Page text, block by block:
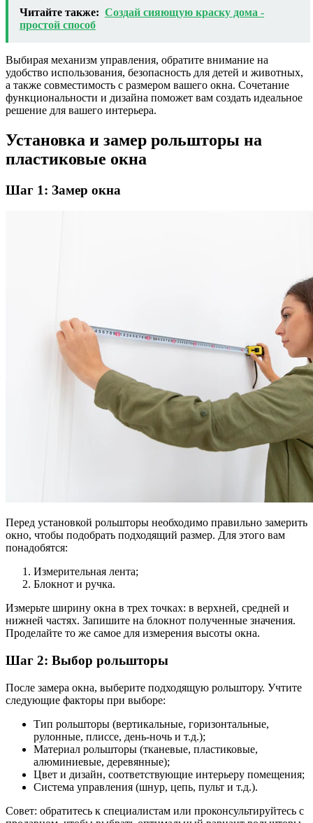
Читайте также: Создай сияющую краску дома -
простой способ
Выбирая механизм управления, обратите внимание на
удобство использования, безопасность для детей и животных,
а также совместимость с размером вашего окна. Сочетание
функциональности и дизайна поможет вам создать идеальное
решение для вашего интерьера.
Установка и замер рольшторы на
пластиковые окна
Шаг 1: Замер окна
Перед установкой рольшторы необходимо правильно замерить
окно, чтобы подобрать подходящий размер. Для этого вам
понадобятся:
Измерительная лента;
Блокнот и ручка.
Измерьте ширину окна в трех точках: в верхней, средней и
нижней частях. Запишите на блокнот полученные значения.
Проделайте то же самое для измерения высоты окна.
Шаг 2: Выбор рольшторы
После замера окна, выберите подходящую рольштору. Учтите
следующие факторы при выборе:
Тип рольшторы (вертикальные, горизонтальные,
рулонные, плиссе, день-ночь и т.д.);
Материал рольшторы (тканевые, пластиковые,
алюминиевые, деревянные);
Цвет и дизайн, соответствующие интерьеру помещения;
Система управления (шнур, цепь, пульт и т.д.).
Совет: обратитесь к специалистам или проконсультируйтесь с